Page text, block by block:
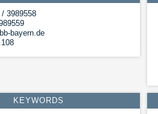
/ 3989558
bayern.de
KEYWORDS